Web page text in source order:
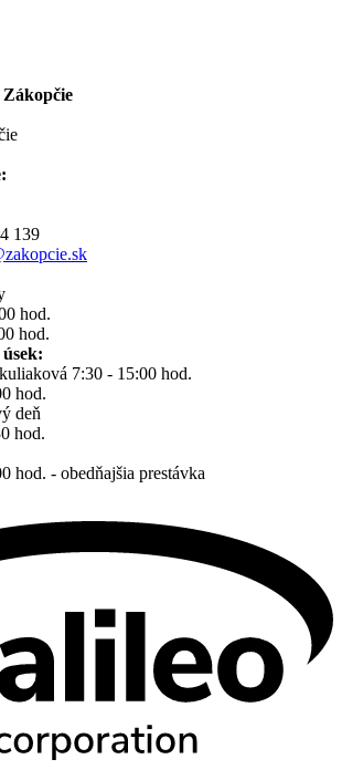
139
hod.
hod.
7:30 - 15:00 hod.
hod.
deň
hod.
hod. - obedňajšia prestávka